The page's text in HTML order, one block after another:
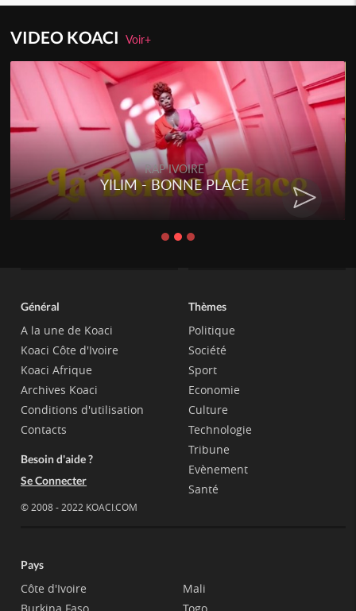
VIDEO KOACIVoir+
RAP IVOIRE
YILIM - BONNE PLACE
Général
A la une de Koaci
Koaci Côte d'Ivoire
Koaci Afrique
Archives Koaci
Conditions d'utilisation
Contacts
Besoin d'aide ?
Se Connecter
© 2008 - 2022 KOACI.COM
Thèmes
Politique
Société
Sport
Economie
Culture
Technologie
Tribune
Evènement
Santé
Pays
Côte d'Ivoire
Mali